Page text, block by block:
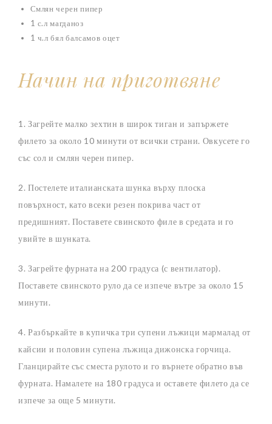
Смлян черен пипер
1 с.л магданоз
1 ч.л бял балсамов оцет
Начин на приготвяне
1. Загрейте малко зехтин в широк тиган и запържете
филето за около 10 минути от всички страни. Овкусете го
със сол и смлян черен пипер.
2. Постелете италианската шунка върху плоска
повърхност, като всеки резен покрива част от
предишният. Поставете свинското филе в средата и го
увийте в шунката.
3. Загрейте фурната на 200 градуса (с вентилатор).
Поставете свинското руло да се изпече вътре за около 15
минути.
4. Разбъркайте в купичка три супени лъжици мармалад от
кайсии и половин супена лъжица дижонска горчица.
Гланцирайте със сместа рулото и го върнете обратно във
фурната. Намалете на 180 градуса и оставете филето да се
изпече за още 5 минути.